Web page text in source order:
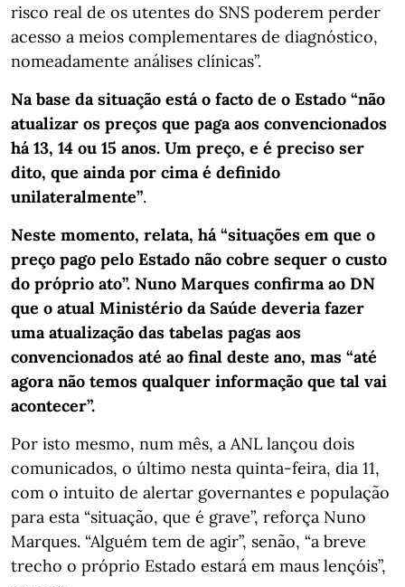
risco real de os utentes do SNS poderem perder
acesso a meios complementares de diagnóstico,
nomeadamente análises clínicas”.
Na base da situação está o facto de o Estado “não
atualizar os preços que paga aos convencionados
há 13, 14 ou 15 anos. Um preço, e é preciso ser
dito, que ainda por cima é definido
unilateralmente”.
Neste momento, relata, há “situações em que o
preço pago pelo Estado não cobre sequer o custo
do próprio ato”. Nuno Marques confirma ao DN
que o atual Ministério da Saúde deveria fazer
uma atualização das tabelas pagas aos
convencionados até ao final deste ano, mas “até
agora não temos qualquer informação que tal vai
acontecer”.
Por isto mesmo, num mês, a ANL lançou dois
comunicados, o último nesta quinta-feira, dia 11,
com o intuito de alertar governantes e população
para esta “situação, que é grave”, reforça Nuno
Marques. “Alguém tem de agir”, senão, “a breve
trecho o próprio Estado estará em maus lençóis”,